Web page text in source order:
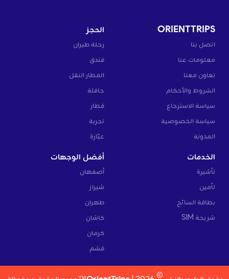
ORIENTTRIPS
اتصل بنا
معلومات عنا
تعاون معنا
الشروط والأحكام
سياسة الاسترجاع
سياسة الخصوصية
المدونة
الحجز
رحلة طيران
فندق
المطار النقل
حافلة
قطار
تجربة
عبّارة
الخدمات
تأشيرة
تأمين
بطاقة السائح
شريحة SIM
أفضل الوجهات
أصفهان
شيراز
طهران
كاشان
كرمان
قشم